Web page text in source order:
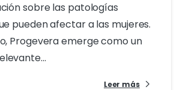
sobre las patologías
pueden afectar a las mujeres.
Progevera emerge como un
Leer más